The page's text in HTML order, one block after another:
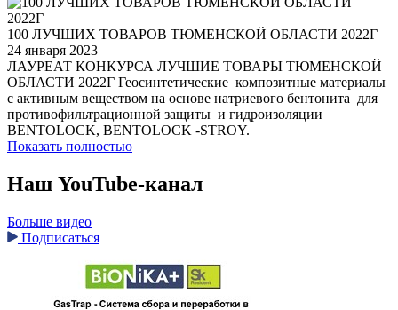
100 ЛУЧШИХ ТОВАРОВ ТЮМЕНСКОЙ ОБЛАСТИ 2022Г
24 января 2023
ЛАУРЕАТ КОНКУРСА ЛУЧШИЕ ТОВАРЫ ТЮМЕНСКОЙ
ОБЛАСТИ 2022Г Геосинтетические композитные материалы
с активным веществом на основе натриевого бентонита для
противофильтрационной защиты и гидроизоляции
BENTOLOCK, BENTOLOCK -STROY.
Показать полностью
Наш YouTube-канал
Больше видео
Подписаться